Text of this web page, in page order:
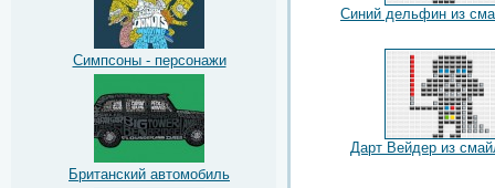
Симпсоны - персонажи
Британский автомобиль
Синий дельфин из
Дарт Вейдер из